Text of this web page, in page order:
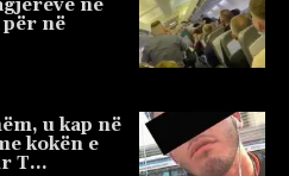
në
për në
u kap në
kokën e
T…